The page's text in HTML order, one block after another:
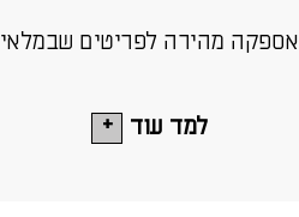
אספקה מהירה לפריטים שבמלאי
למד עוד